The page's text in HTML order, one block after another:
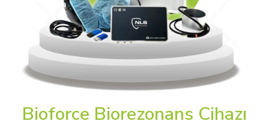
Bioforce Biorezonans Cihazı